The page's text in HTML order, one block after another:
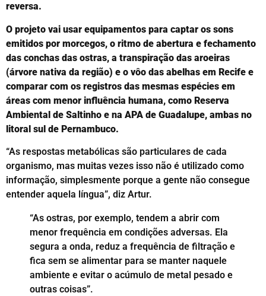
reversa.
O projeto vai usar equipamentos para captar os sons
emitidos por morcegos, o ritmo de abertura e fechamento
das conchas das ostras, a transpiração das aroeiras
(árvore nativa da região) e o vôo das abelhas em Recife e
comparar com os registros das mesmas espécies em
áreas com menor influência humana, como Reserva
Ambiental de Saltinho e na APA de Guadalupe, ambas no
litoral sul de Pernambuco.
“As respostas metabólicas são particulares de cada
organismo, mas muitas vezes isso não é utilizado como
informação, simplesmente porque a gente não consegue
entender aquela língua”, diz Artur.
“As ostras, por exemplo, tendem a abrir com
menor frequência em condições adversas. Ela
segura a onda, reduz a frequência de filtração e
fica sem se alimentar para se manter naquele
ambiente e evitar o acúmulo de metal pesado e
outras coisas”.